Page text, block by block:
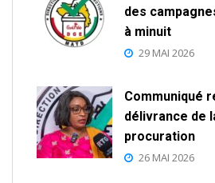
des
à minuit
29 MAI 2026
Communiqué
délivrance de
procuration
26 MAI 2026